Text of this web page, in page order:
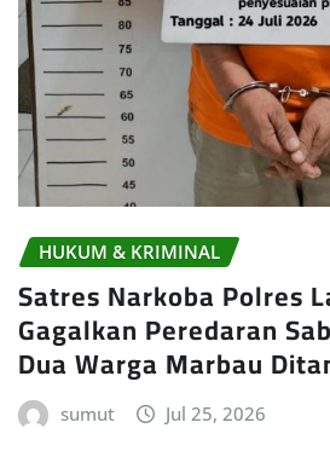
HUKUM & KRIMINAL
Satres Narkoba Polres
Gagalkan Peredaran
Dua Warga Marbau
sumut Jul 25, 2026